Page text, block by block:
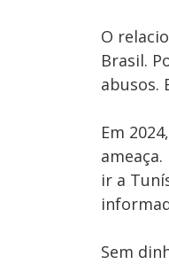
O
Brasil.
abusos.
Em
ir a
Sem